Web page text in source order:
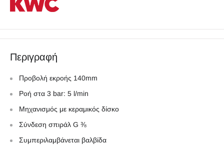
Περιγραφή
Προβολή εκροής 140mm
Ροή στα 3 bar: 5 l/min
Μηχανισμός με κεραμικός δίσκο
Σύνδεση σπιράλ G ⅜
Συμπεριλαμβάνεται βαλβίδα